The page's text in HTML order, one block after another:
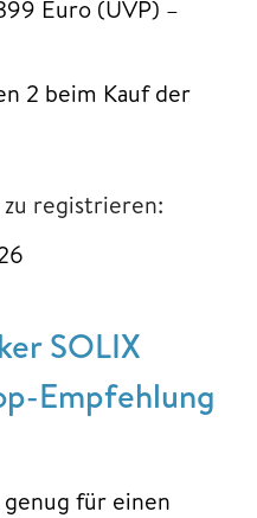
Euro (UVP) –
2 beim Kauf der
zu registrieren:
SOLIX
Empfehlung
genug für einen